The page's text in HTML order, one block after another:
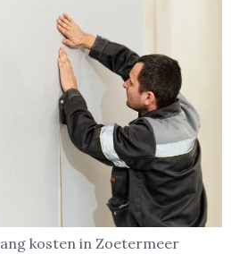
kosten in Zoetermeer